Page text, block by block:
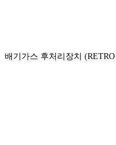
배기가스 후처리장치